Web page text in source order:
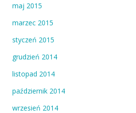
maj 2015
marzec 2015
styczeń 2015
grudzień 2014
listopad 2014
październik 2014
wrzesień 2014